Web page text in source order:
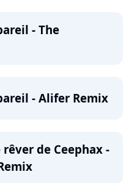
- The
- Alifer Remix
de Ceephax -